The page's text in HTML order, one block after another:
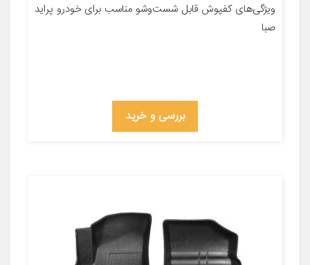
ویژگی‌های کفپوش قابل شست‌وشو مناسب برای خودرو پراید
صبا
بررسی و خرید